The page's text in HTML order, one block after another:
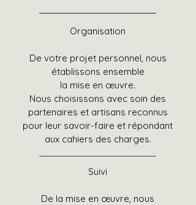
Organisation
De votre projet personnel, nous
établissons ensemble
la mise en œuvre.
Nous choisissons avec soin des
partenaires et artisans reconnus
pour leur savoir-faire et répondant
aux cahiers des charges.
Suivi
De la mise en œuvre, nous